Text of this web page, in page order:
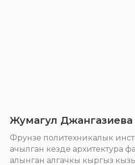
Жумагул Джангазиева
Фрунзе политехникалык
ачылган кезде архитектура
алынган алгачкы кыргыз